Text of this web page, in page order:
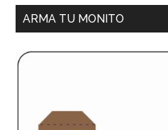
ARMA TU MONITO